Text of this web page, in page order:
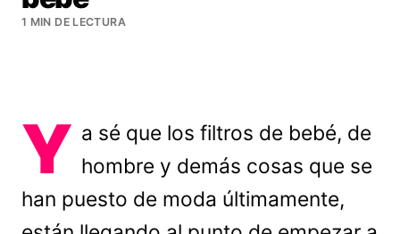
1 MIN DE LECTURA
Y a sé que los filtros de bebé, de
hombre y demás cosas que se
han puesto de moda últimamente,